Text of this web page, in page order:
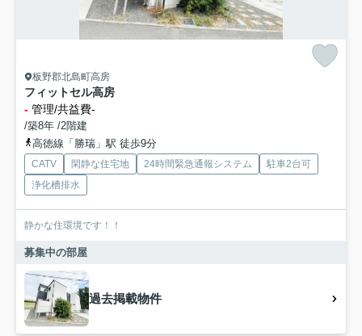
板野郡北島町高房
フィットセル高房
- 管理/共益費-
/築8年 /2階建
高徳線「勝瑞」駅 徒歩9分
CATV 閑静な住宅地 24時間緊急通報システム
駐車2台可
浄化槽排水
静かな住環境です！！
募集中の部屋
過去掲載物件